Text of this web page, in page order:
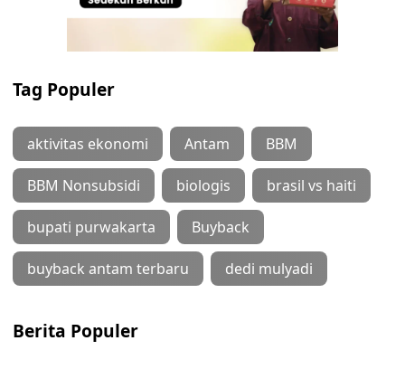
Tag Populer
aktivitas ekonomi Antam BBM
BBM Nonsubsidi biologis brasil vs haiti
bupati purwakarta Buyback
buyback antam terbaru dedi mulyadi
Berita Populer